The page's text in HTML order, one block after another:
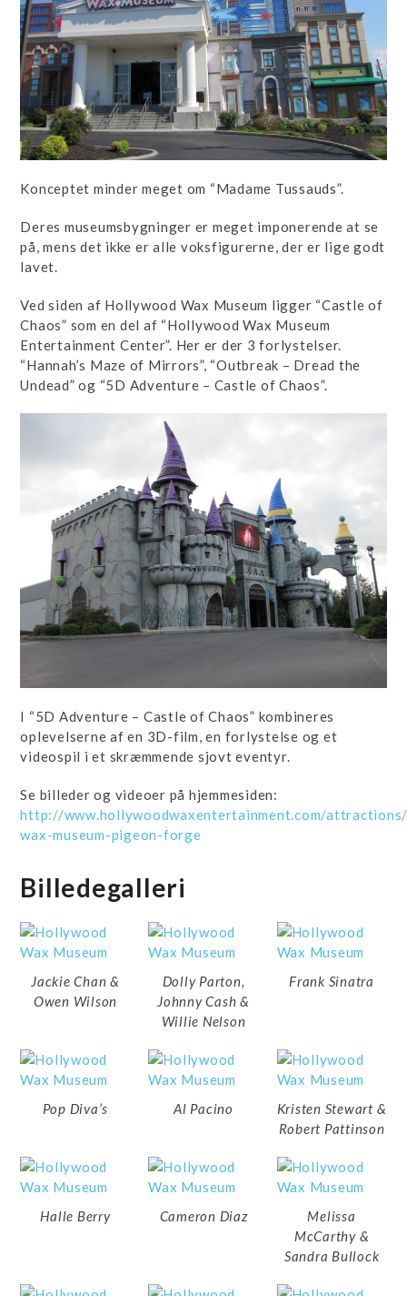
Konceptet minder meget om “Madame Tussauds”.
Deres museumsbygninger er meget imponerende at se
på, mens det ikke er alle voksfigurerne, der er lige godt
lavet.
Ved siden af Hollywood Wax Museum ligger “Castle of
Chaos” som en del af “Hollywood Wax Museum
Entertainment Center”. Her er der 3 forlystelser.
“Hannah’s Maze of Mirrors”, “Outbreak – Dread the
Undead” og “5D Adventure – Castle of Chaos”.
I “5D Adventure – Castle of Chaos” kombineres
oplevelserne af en 3D-film, en forlystelse og et
videospil i et skræmmende sjovt eventyr.
Se billeder og videoer på hjemmesiden:
http://www.hollywoodwaxentertainment.com/
wax-museum-pigeon-forge
Billedegalleri
Jackie Chan &
Owen Wilson
Dolly Parton,
Johnny Cash &
Willie Nelson
Frank Sinatra
Pop Diva’s Al Pacino
Kristen Stewart &
Robert Pattinson
Halle Berry Cameron Diaz
Melissa
McCarthy &
Sandra Bullock